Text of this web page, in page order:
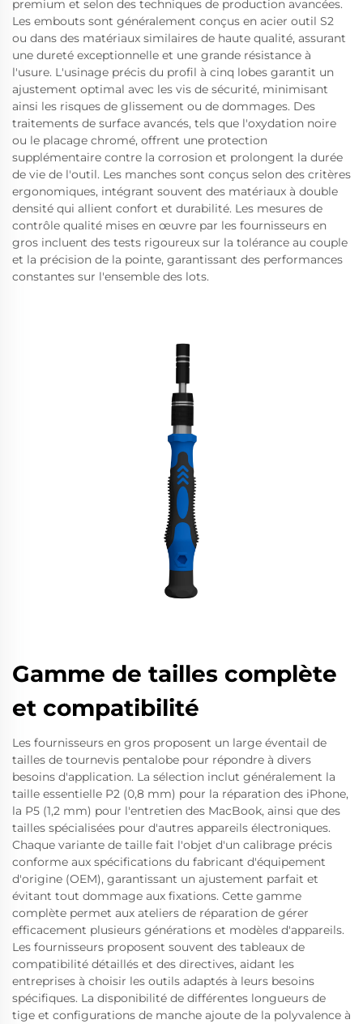
premium et selon des techniques de production avancées.
Les embouts sont généralement conçus en acier outil S2
ou dans des matériaux similaires de haute qualité, assurant
une dureté exceptionnelle et une grande résistance à
l'usure. L'usinage précis du profil à cinq lobes garantit un
ajustement optimal avec les vis de sécurité, minimisant
ainsi les risques de glissement ou de dommages. Des
traitements de surface avancés, tels que l'oxydation noire
ou le placage chromé, offrent une protection
supplémentaire contre la corrosion et prolongent la durée
de vie de l'outil. Les manches sont conçus selon des critères
ergonomiques, intégrant souvent des matériaux à double
densité qui allient confort et durabilité. Les mesures de
contrôle qualité mises en œuvre par les fournisseurs en
gros incluent des tests rigoureux sur la tolérance au couple
et la précision de la pointe, garantissant des performances
constantes sur l'ensemble des lots.
Gamme de tailles complète
et compatibilité
Les fournisseurs en gros proposent un large éventail de
tailles de tournevis pentalobe pour répondre à divers
besoins d'application. La sélection inclut généralement la
taille essentielle P2 (0,8 mm) pour la réparation des iPhone,
la P5 (1,2 mm) pour l'entretien des MacBook, ainsi que des
tailles spécialisées pour d'autres appareils électroniques.
Chaque variante de taille fait l'objet d'un calibrage précis
conforme aux spécifications du fabricant d'équipement
d'origine (OEM), garantissant un ajustement parfait et
évitant tout dommage aux fixations. Cette gamme
complète permet aux ateliers de réparation de gérer
efficacement plusieurs générations et modèles d'appareils.
Les fournisseurs proposent souvent des tableaux de
compatibilité détaillés et des directives, aidant les
entreprises à choisir les outils adaptés à leurs besoins
spécifiques. La disponibilité de différentes longueurs de
tige et configurations de manche ajoute de la polyvalence à